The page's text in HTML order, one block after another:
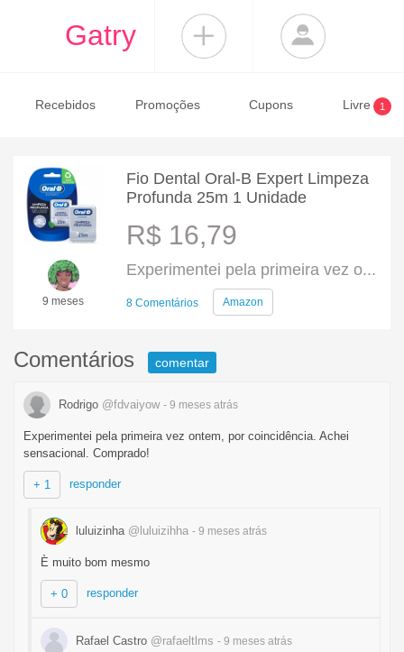
Gatry
Recebidos Promoções Cupons Livre 1
9 meses
Fio Dental Oral-B Expert Limpeza
Profunda 25m 1 Unidade
R$ 16,79
Experimentei pela primeira vez o...
8 Comentários Amazon
Comentários comentar
Rodrigo @fdvaiyow - 9 meses atrás
Experimentei pela primeira vez ontem, por coincidência. Achei
sensacional. Comprado!
+ 1 responder
luluizinha @luluizihha - 9 meses atrás
È muito bom mesmo
+ 0 responder
Rafael Castro @rafaeltlms - 9 meses atrás